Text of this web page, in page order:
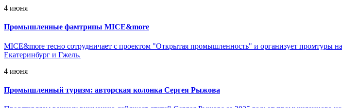
4 июня
Промышленные фамтрипы MICE&more
MICE&more тесно сотрудничает с проектом "Открытая промышленность" и организует промтуры
Екатеринбург и Гжель.
4 июня
Промышленный туризм: авторская колонка Сергея Рыжова